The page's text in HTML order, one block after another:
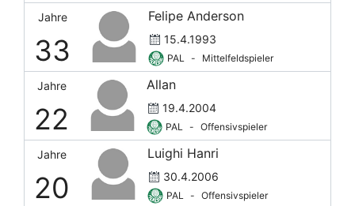
Jahre
33
Felipe Anderson
15.4.1993
PAL - Mittelfeldspieler
Jahre
22
Allan
19.4.2004
PAL - Offensivspieler
Jahre
20
Luighi Hanri
30.4.2006
PAL - Offensivspieler